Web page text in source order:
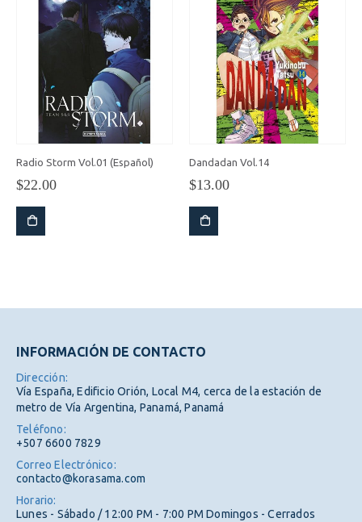
Radio Storm Vol.01 (Español)
$22.00
Dandadan Vol.14
$13.00
INFORMACIÓN DE CONTACTO
Dirección:
Vía España, Edificio Orión, Local M4, cerca de la estación de
metro de Vía Argentina, Panamá, Panamá
Teléfono:
+507 6600 7829
Correo Electrónico:
contacto@korasama.com
Horario:
Lunes - Sábado / 12:00 PM - 7:00 PM Domingos - Cerrados